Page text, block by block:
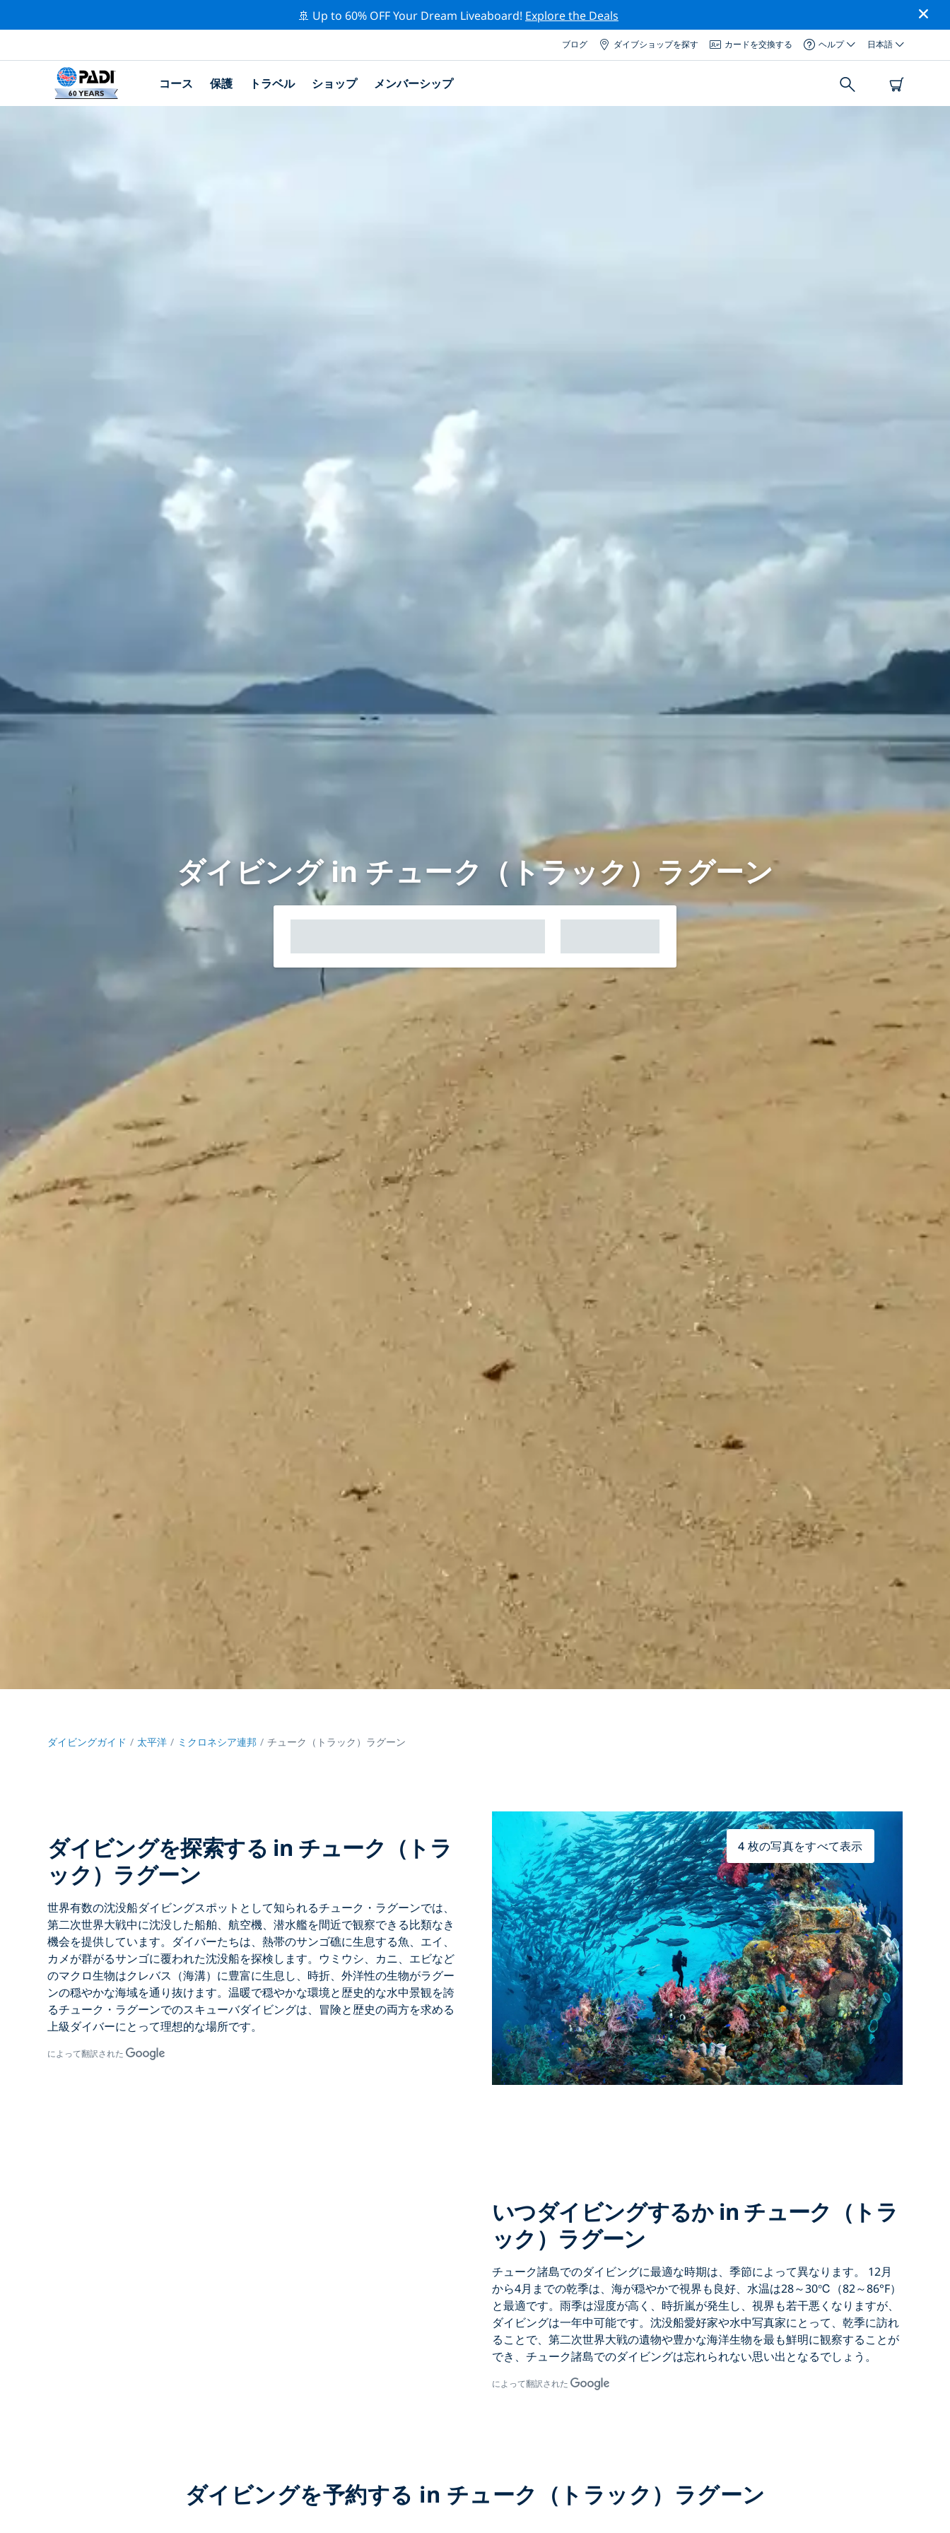
🚢 Up to 60% OFF Your Dream Liveaboard! Explore the Deals
ブログ ダイブショップを探す カードを交換する ヘルプ 日本語
コース 保護 トラベル ショップ メンバーシップ
ダイビング in チューク（トラック）ラグーン
ダイビングガイド 太平洋 ミクロネシア連邦 チューク（トラック）ラグーン
ダイビングを探索する in チューク（トラ
ック）ラグーン
世界有数の沈没船ダイビングスポットとして知られるチューク・ラグーンでは、
第二次世界大戦中に沈没した船舶、航空機、潜水艦を間近で観察できる比類なき
機会を提供しています。ダイバーたちは、熱帯のサンゴ礁に生息する魚、エイ、
カメが群がるサンゴに覆われた沈没船を探検します。ウミウシ、カニ、エビなど
のマクロ生物はクレバス（海溝）に豊富に生息し、時折、外洋性の生物がラグー
ンの穏やかな海域を通り抜けます。温暖で穏やかな環境と歴史的な水中景観を誇
るチューク・ラグーンでのスキューバダイビングは、冒険と歴史の両方を求める
上級ダイバーにとって理想的な場所です。
によって翻訳された
4 枚の写真をすべて表示
いつダイビングするか in チューク（トラ
ック）ラグーン
チューク諸島でのダイビングに最適な時期は、 季節によって異なります。 12月
から4月までの乾季は、海が穏やかで視界も良好、水温は28～30℃（82～86°F）
と最適です。雨季は湿度が高く、時折嵐が発生し、視界も若干悪くなりますが、
ダイビングは一年中可能です。沈没船愛好家や水中写真家にとって、乾季に訪れ
ることで、第二次世界大戦の遺物や豊かな海洋生物を最も鮮明に観察することが
でき、 チューク諸島でのダイビングは忘れられない思い出となるでしょう。
によって翻訳された
ダイビングを予約する in チューク（トラック）ラグーン